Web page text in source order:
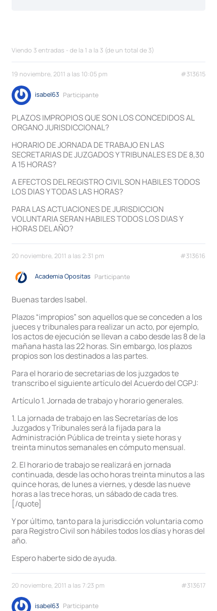
Viendo 3 entradas - de la 1 a la 3 (de un total de 3)
19 noviembre, 2011 a las 10:05 pm #313615
isabel63 Participante
PLAZOS IMPROPIOS QUE SON LOS CONCEDIDOS AL
ORGANO JURISDICCIONAL?
HORARIO DE JORNADA DE TRABAJO EN LAS
SECRETARIAS DE JUZGADOS Y TRIBUNALES ES DE 8,30
A 15 HORAS?
A EFECTOS DEL REGISTRO CIVIL SON HABILES TODOS
LOS DIAS Y TODAS LAS HORAS?
PARA LAS ACTUACIONES DE JURISDICCION
VOLUNTARIA SERAN HABILES TODOS LOS DIAS Y
HORAS DEL AÑO?
20 noviembre, 2011 a las 2:31 pm #313616
Academia Opositas Participante
Buenas tardes Isabel.
Plazos “impropios” son aquellos que se conceden a los
jueces y tribunales para realizar un acto, por ejemplo,
los actos de ejecución se llevan a cabo desde las 8 de la
mañana hasta las 22 horas. Sin embargo, los plazos
propios son los destinados a las partes.
Para el horario de secretarias de los juzgados te
transcribo el siguiente artículo del Acuerdo del CGPJ:
Artículo 1. Jornada de trabajo y horario generales.
1. La jornada de trabajo en las Secretarías de los
Juzgados y Tribunales será la fijada para la
Administración Pública de treinta y siete horas y
treinta minutos semanales en cómputo mensual.
2. El horario de trabajo se realizará en jornada
continuada, desde las ocho horas treinta minutos a las
quince horas, de lunes a viernes, y desde las nueve
horas a las trece horas, un sábado de cada tres.
[/quote]
Y por último, tanto para la jurisdicción voluntaria como
para Registro Civil son hábiles todos los días y horas del
año.
Espero haberte sido de ayuda.
20 noviembre, 2011 a las 7:23 pm #313617
isabel63 Participante